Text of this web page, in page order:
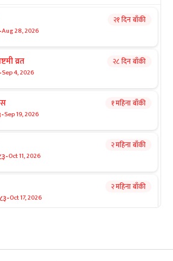
-Aug 28, 2026
२१ दिन बाँकी
व्रत
-Sep 4, 2026
२८ दिन बाँकी
-Sep 19, 2026
१ महिना बाँकी
-Oct 11, 2026
२ महिना बाँकी
-Oct 17, 2026
२ महिना बाँकी